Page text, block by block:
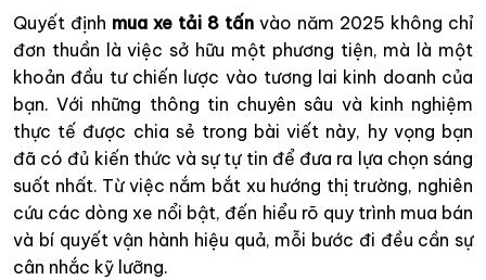
Quyết định mua xe tải 8 tấn vào năm 2025 không chỉ
đơn thuần là việc sở hữu một phương tiện, mà là một
khoản đầu tư chiến lược vào tương lai kinh doanh của
bạn. Với những thông tin chuyên sâu và kinh nghiệm
thực tế được chia sẻ trong bài viết này, hy vọng bạn
đã có đủ kiến thức và sự tự tin để đưa ra lựa chọn sáng
suốt nhất. Từ việc nắm bắt xu hướng thị trường, nghiên
cứu các dòng xe nổi bật, đến hiểu rõ quy trình mua bán
và bí quyết vận hành hiệu quả, mỗi bước đi đều cần sự
cân nhắc kỹ lưỡng.